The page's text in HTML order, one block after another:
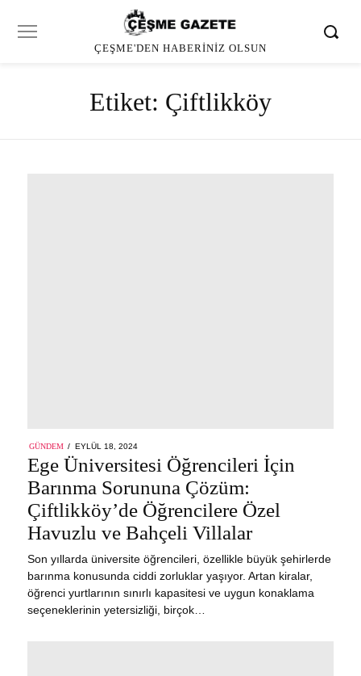
ÇEŞME'DEN HABERINIZ OLSUN
Etiket: Çiftlikköy
GÜNDEM
POSTED
ON
EYLÜL 18, 2024
2024
Ege Üniversitesi Öğrencileri İçin
Barınma Sorununa Çözüm:
Çiftlikköy’de Öğrencilere Özel
Havuzlu ve Bahçeli Villalar
Son yıllarda üniversite öğrencileri, özellikle büyük şehirlerde
barınma konusunda ciddi zorluklar yaşıyor. Artan kiralar,
öğrenci yurtlarının sınırlı kapasitesi ve uygun konaklama
seçeneklerinin yetersizliği, birçok…